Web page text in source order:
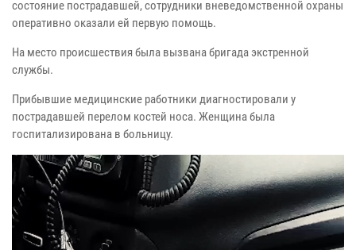
состояние пострадавшей, сотрудники вневедомственной охраны
оперативно оказали ей первую помощь.
На место происшествия была вызвана бригада экстренной
службы.
Прибывшие медицинские работники диагностировали у
пострадавшей перелом костей носа. Женщина была
госпитализирована в больницу.